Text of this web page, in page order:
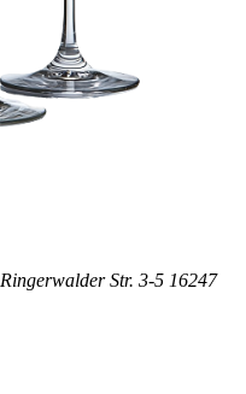
Ringerwalder Str. 3-5 16247